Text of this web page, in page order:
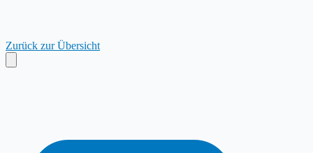
Zurück zur Übersicht